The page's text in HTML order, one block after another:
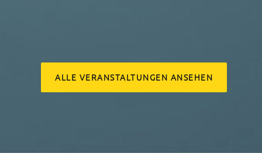
ALLE VERANSTALTUNGEN ANSEHEN